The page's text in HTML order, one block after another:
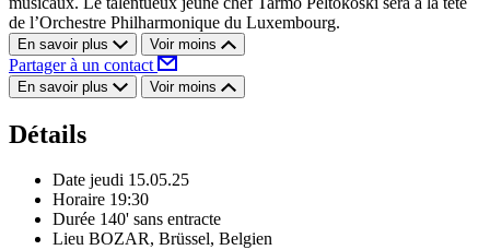
de l’Orchestre Philharmonique du Luxembourg.
En savoir plus Voir moins
Partager à un contact
En savoir plus Voir moins
Détails
Date jeudi 15.05.25
Horaire 19:30
Durée 140' sans entracte
Lieu BOZAR, Brüssel, Belgien